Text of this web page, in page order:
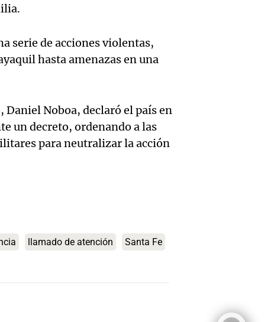
serie de acciones violentas,
hasta amenazas en una
Noboa, declaró el país en
un decreto, ordenando a las
para neutralizar la acción
llamado de atención Santa Fe